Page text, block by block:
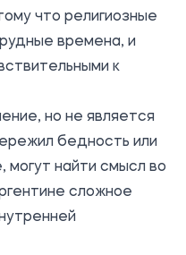
что религиозные
времена, и
к
но не является
бедность или
могут найти смысл во
сложное